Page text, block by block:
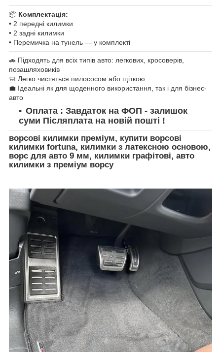
📦 Комплектація:
• 2 передні килимки
• 2 задні килимки
• Перемичка на тунель — у комплекті
🚗 Підходять для всіх типів авто: легкових, кросоверів,
позашляховиків
🧼 Легко чистяться пилососом або щіткою
💼 Ідеальні як для щоденного використання, так і для бізнес-
авто
Оплата : Завдаток на ФОП - залишок
суми Післяплата на новій пошті !
ворсові килимки преміум, купити ворсові
килимки fortuna, килимки з латексною основою,
ворс для авто 9 мм, килимки графітові, авто
килимки з преміум ворсу